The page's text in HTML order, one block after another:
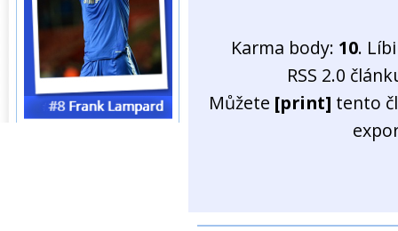
Karma body: 10.
RSS 2.0
Můžete [print] tento